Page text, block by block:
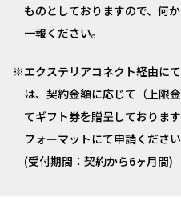
ものとしておりますので、何
一報ください。
エクステリアコネクト経由に
は、契約金額に応じて（上限
てギフト券を贈呈しておりま
フォーマットにて申請くださ
(受付期間：契約から6ヶ月間)